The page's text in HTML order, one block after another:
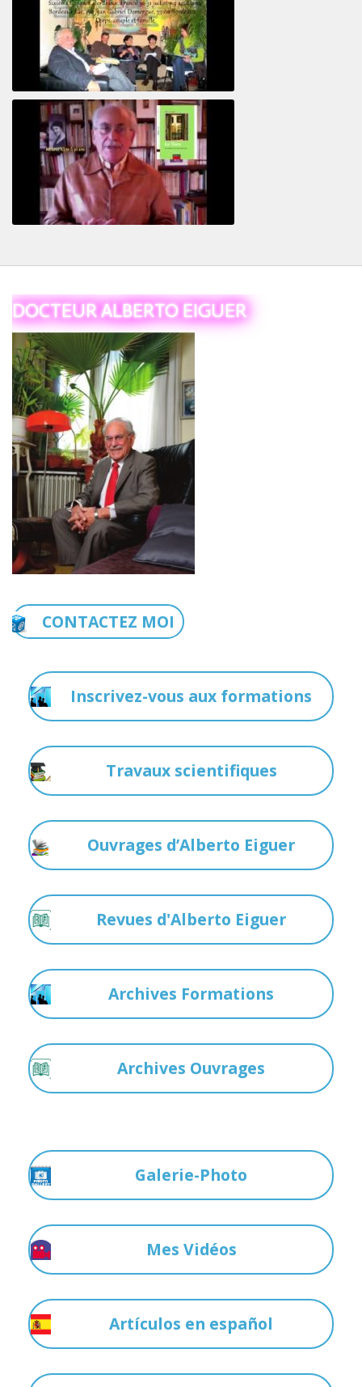
Revisitant le corps familial
DOCTEUR ALBERTO EIGUER
CONTACTEZ MOI
Inscrivez-vous aux formations
Travaux scientifiques
Ouvrages d’Alberto Eiguer
Revues d'Alberto Eiguer
Archives Formations
Archives Ouvrages
Galerie-Photo
Mes Vidéos
Artículos en español